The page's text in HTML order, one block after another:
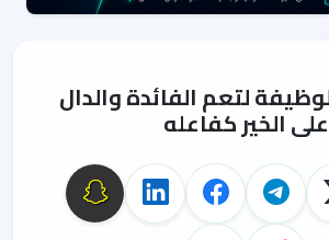
لتعم الفائدة والدال
على الخير كفاعله